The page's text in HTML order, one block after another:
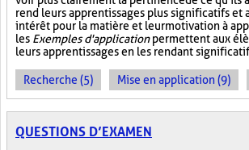
rend leurs apprentissages plus significatifs et
intérêt pour la matière et leur motivation à
les Exemples d'applicationpermettent aux
leurs apprentissages en les rendant
Recherche (5) Mise en application (9)
QUESTIONS D’EXAMEN